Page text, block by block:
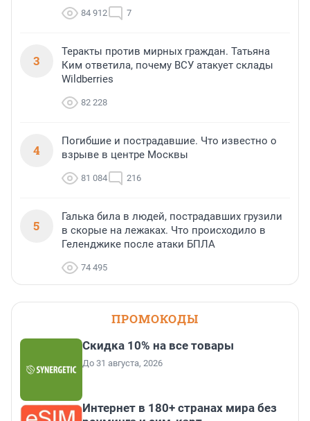
84 912 7
3
Теракты против мирных граждан. Татьяна
Ким ответила, почему ВСУ атакует склады
Wildberries
82 228
4
Погибшие и пострадавшие. Что известно о
взрыве в центре Москвы
81 084 216
5
Галька била в людей, пострадавших грузили
в скорые на лежаках. Что происходило в
Геленджике после атаки БПЛА
74 495
ПРОМОКОДЫ
Скидка 10% на все товары
До 31 августа, 2026
Интернет в 180+ странах мира без